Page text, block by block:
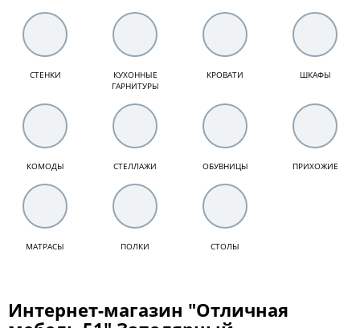
СТЕНКИ
КУХОННЫЕ
ГАРНИТУРЫ
КРОВАТИ ШКАФЫ
КОМОДЫ СТЕЛЛАЖИ ОБУВНИЦЫ ПРИХОЖИЕ
МАТРАСЫ ПОЛКИ СТОЛЫ
Интернет-магазин "Отличная